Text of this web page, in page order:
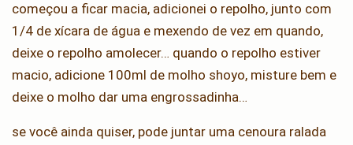
começou a ficar macia, adicionei o repolho, junto com
1/4 de xícara de água e mexendo de vez em quando,
deixe o repolho amolecer… quando o repolho estiver
macio, adicione 100ml de molho shoyo, misture bem e
deixe o molho dar uma engrossadinha…
se você ainda quiser, pode juntar uma cenoura ralada